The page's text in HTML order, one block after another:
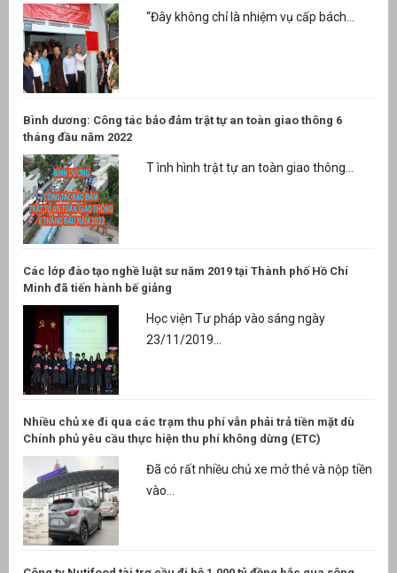
“Đây không chỉ là nhiệm vụ cấp bách...
Bình dương: Công tác bảo đảm trật tự an toàn giao thông 6
tháng đầu năm 2022
T ình hình trật tự an toàn giao thông...
Các lớp đào tạo nghề luật sư năm 2019 tại Thành phố Hồ Chí
Minh đã tiến hành bế giảng
Học viện Tư pháp vào sáng ngày
23/11/2019...
Nhiều chủ xe đi qua các trạm thu phí vẫn phải trả tiền mặt dù
Chính phủ yêu cầu thực hiện thu phí không dừng (ETC)
Đã có rất nhiều chủ xe mở thẻ và nộp tiền
vào...